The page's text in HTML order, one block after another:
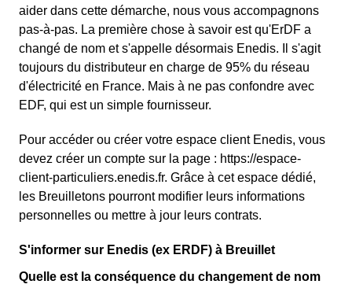
aider dans cette démarche, nous vous accompagnons
pas-à-pas. La première chose à savoir est qu'ErDF a
changé de nom et s'appelle désormais Enedis. Il s'agit
toujours du distributeur en charge de 95% du réseau
d'électricité en France. Mais à ne pas confondre avec
EDF, qui est un simple fournisseur.
Pour accéder ou créer votre espace client Enedis, vous
devez créer un compte sur la page : https://espace-
client-particuliers.enedis.fr. Grâce à cet espace dédié,
les Breuilletons pourront modifier leurs informations
personnelles ou mettre à jour leurs contrats.
S'informer sur Enedis (ex ERDF) à Breuillet
Quelle est la conséquence du changement de nom